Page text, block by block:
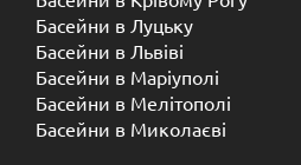
Басейни в Луцьку
Басейни в Львіві
Басейни в Маріуполі
Басейни в Мелітополі
Басейни в Миколаєві